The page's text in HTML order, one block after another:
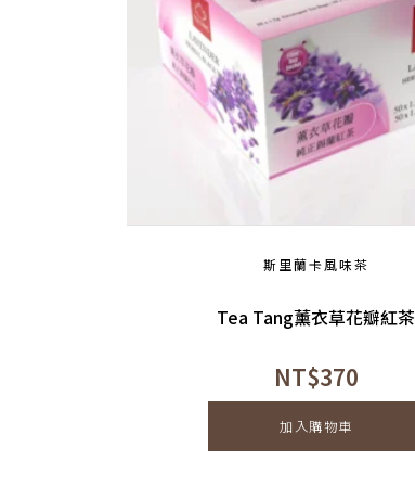
斯里蘭卡風味茶
Tea Tang薰衣草花瓣紅茶
NT$370
加入購物車